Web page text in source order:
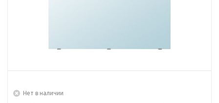
Нет в наличии